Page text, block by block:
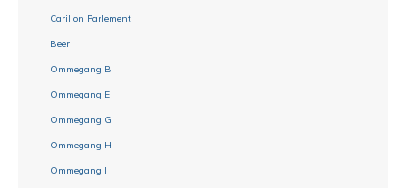
Carillon Parlement
Beer
Ommegang B
Ommegang E
Ommegang G
Ommegang H
Ommegang I